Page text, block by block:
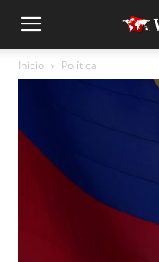
Inicio Política